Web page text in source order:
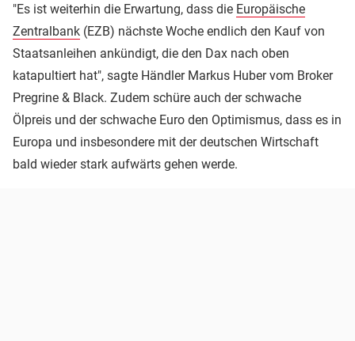
"Es ist weiterhin die Erwartung, dass die Europäische
Zentralbank (EZB) nächste Woche endlich den Kauf von
Staatsanleihen ankündigt, die den Dax nach oben
katapultiert hat", sagte Händler Markus Huber vom Broker
Pregrine & Black. Zudem schüre auch der schwache
Ölpreis und der schwache Euro den Optimismus, dass es in
Europa und insbesondere mit der deutschen Wirtschaft
bald wieder stark aufwärts gehen werde.